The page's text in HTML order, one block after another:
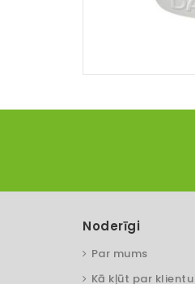
Noderīgi
Par mums
Kā kļūt par klientu